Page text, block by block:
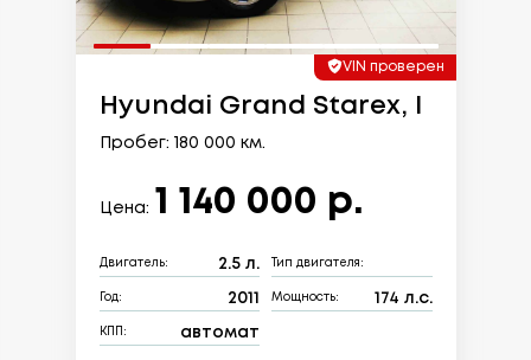
VIN проверен
Hyundai Grand Starex, I
Пробег: 180 000 км.
Цена: 1 140 000 р.
Двигатель: 2.5 л. Тип двигателя:
Год: 2011 Мощность: 174 л.с.
КПП: автомат